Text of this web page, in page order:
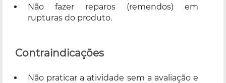
Não fazer reparos (remendos) em
rupturas do produto.
Contraindicações
Não praticar a atividade sem a avaliação e